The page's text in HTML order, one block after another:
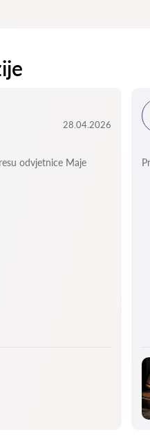
28.04.2026
odvjetnice Maje